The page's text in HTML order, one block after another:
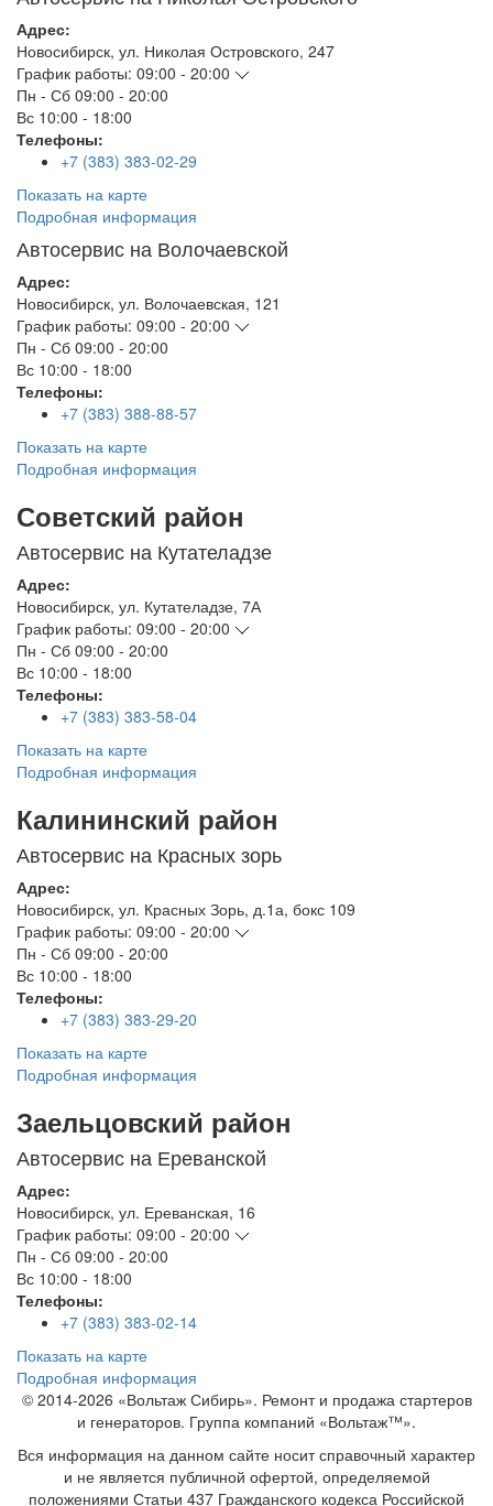
Адрес:
Новосибирск, ул. Николая Островского, 247
График работы: 09:00 - 20:00
Пн - Сб 09:00 - 20:00
Вс 10:00 - 18:00
Телефоны:
+7 (383) 383-02-29
Показать на карте
Подробная информация
Автосервис на Волочаевской
Адрес:
Новосибирск, ул. Волочаевская, 121
График работы: 09:00 - 20:00
Пн - Сб 09:00 - 20:00
Вс 10:00 - 18:00
Телефоны:
+7 (383) 388-88-57
Показать на карте
Подробная информация
Советский район
Автосервис на Кутателадзе
Адрес:
Новосибирск, ул. Кутателадзе, 7А
График работы: 09:00 - 20:00
Пн - Сб 09:00 - 20:00
Вс 10:00 - 18:00
Телефоны:
+7 (383) 383-58-04
Показать на карте
Подробная информация
Калининский район
Автосервис на Красных зорь
Адрес:
Новосибирск, ул. Красных Зорь, д.1а, бокс 109
График работы: 09:00 - 20:00
Пн - Сб 09:00 - 20:00
Вс 10:00 - 18:00
Телефоны:
+7 (383) 383-29-20
Показать на карте
Подробная информация
Заельцовский район
Автосервис на Ереванской
Адрес:
Новосибирск, ул. Ереванская, 16
График работы: 09:00 - 20:00
Пн - Сб 09:00 - 20:00
Вс 10:00 - 18:00
Телефоны:
+7 (383) 383-02-14
Показать на карте
Подробная информация
© 2014-2026 «Вольтаж Сибирь». Ремонт и продажа стартеров
и генераторов. Группа компаний «Вольтаж™».
Вся информация на данном сайте носит справочный характер
и не является публичной офертой, определяемой
положениями Статьи 437 Гражданского кодекса Российской